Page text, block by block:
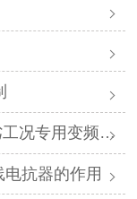
变频解决方案
抗器的作用